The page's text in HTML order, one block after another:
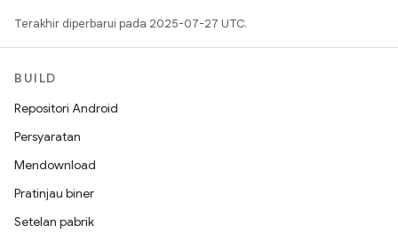
Terakhir diperbarui pada 2025-07-27 UTC.
BUILD
Repositori Android
Persyaratan
Mendownload
Pratinjau biner
Setelan pabrik